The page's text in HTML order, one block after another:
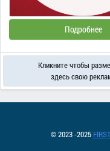
Подробнее
Кликните чтобы
здесь свою
© 2023 -2025